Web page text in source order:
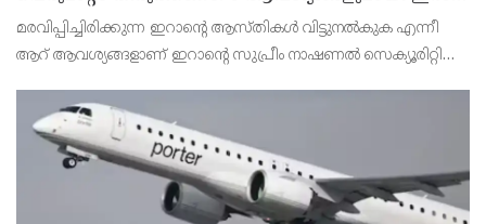
ദേശീയ സുരക്ഷാ കൗണ്‍സില്‍
മരവിപ്പിച്ചിരിക്കുന്ന ഇറാന്റെ ആസ്തികള്‍ വിട്ടുനല്‍കുക എന്നീ
ആറ് ആവശ്യങ്ങളാണ് ഇറാന്റെ സുപ്രീം നാഷണല്‍ സെക്യൂരിറ്റി